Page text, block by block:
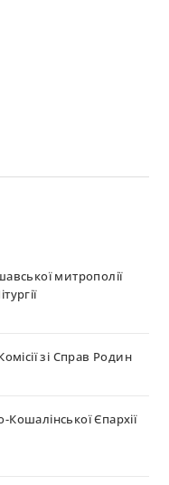
митрополії
зі Справ Родин
Єпархії